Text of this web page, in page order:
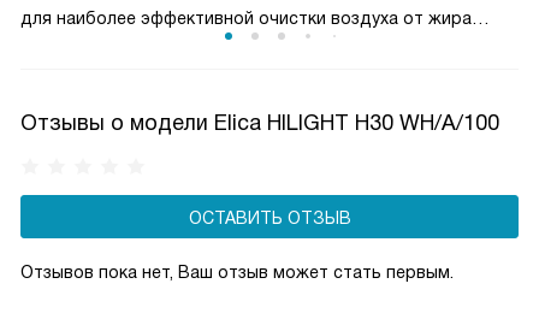
для наиболее эффективной очистки воздуха от жира
Отзывы о модели Elica HILIGHT H30 WH/A/100
ОСТАВИТЬ ОТЗЫВ
Отзывов пока нет, Ваш отзыв может стать первым.